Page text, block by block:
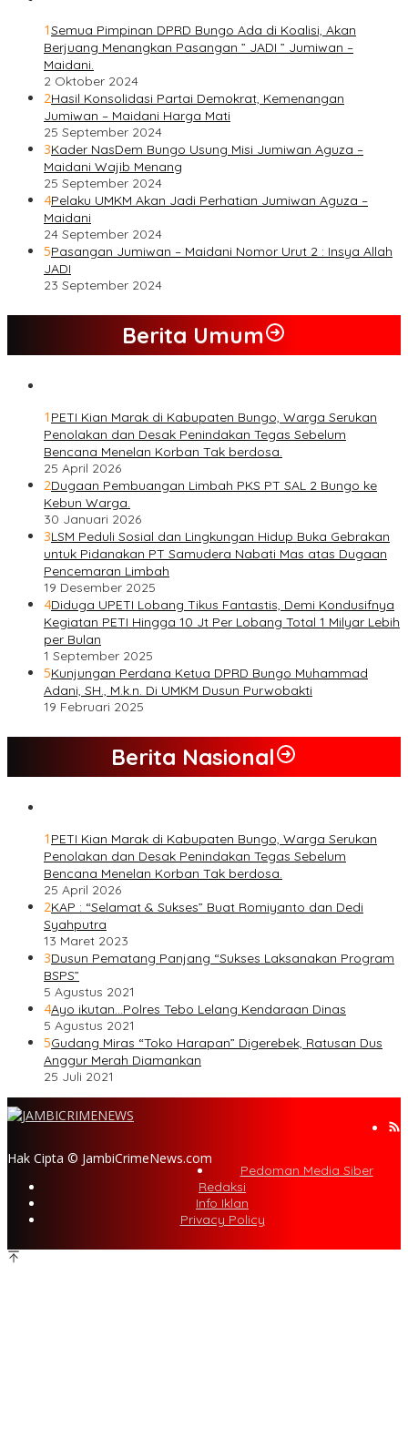
1Semua Pimpinan DPRD Bungo Ada di Koalisi, Akan
Berjuang Menangkan Pasangan ” JADI ” Jumiwan –
Maidani.
2 Oktober 2024
2Hasil Konsolidasi Partai Demokrat, Kemenangan
Jumiwan – Maidani Harga Mati
25 September 2024
3Kader NasDem Bungo Usung Misi Jumiwan Aguza –
Maidani Wajib Menang
25 September 2024
4Pelaku UMKM Akan Jadi Perhatian Jumiwan Aguza –
Maidani
24 September 2024
5Pasangan Jumiwan – Maidani Nomor Urut 2 : Insya Allah
JADI
23 September 2024
Berita Umum
1 PETI Kian Marak di Kabupaten Bungo, Warga Serukan
Penolakan dan Desak Penindakan Tegas Sebelum
Bencana Menelan Korban Tak berdosa.
25 April 2026
2Dugaan Pembuangan Limbah PKS PT SAL 2 Bungo ke
Kebun Warga.
30 Januari 2026
3LSM Peduli Sosial dan Lingkungan Hidup Buka Gebrakan
untuk Pidanakan PT Samudera Nabati Mas atas Dugaan
Pencemaran Limbah
19 Desember 2025
4Diduga UPETI Lobang Tikus Fantastis, Demi Kondusifnya
Kegiatan PETI Hingga 10 Jt Per Lobang Total 1 Milyar Lebih
per Bulan
1 September 2025
5Kunjungan Perdana Ketua DPRD Bungo Muhammad
Adani, SH., M.k.n. Di UMKM Dusun Purwobakti
19 Februari 2025
Berita Nasional
1 PETI Kian Marak di Kabupaten Bungo, Warga Serukan
Penolakan dan Desak Penindakan Tegas Sebelum
Bencana Menelan Korban Tak berdosa.
25 April 2026
2KAP : “Selamat & Sukses” Buat Romiyanto dan Dedi
Syahputra
13 Maret 2023
3Dusun Pematang Panjang “Sukses Laksanakan Program
BSPS”
5 Agustus 2021
4Ayo ikutan…Polres Tebo Lelang Kendaraan Dinas
5 Agustus 2021
5Gudang Miras “Toko Harapan” Digerebek, Ratusan Dus
Anggur Merah Diamankan
25 Juli 2021
Hak Cipta © JambiCrimeNews.com
Pedoman Media Siber
Redaksi
Info Iklan
Privacy Policy